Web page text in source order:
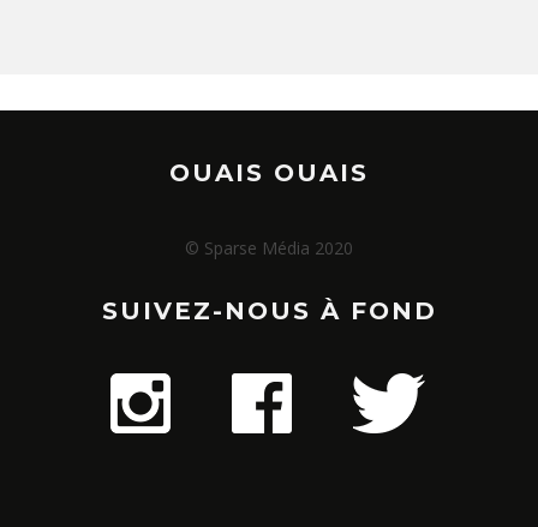
OUAIS OUAIS
© Sparse Média 2020
SUIVEZ-NOUS À FOND